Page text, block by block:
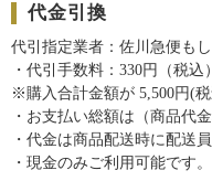
代金引換
代引指定業者：佐川急便も
・代引手数料：330円（税込）
※購入合計金額が 5,500円(
・お支払い総額は（商品代
・代金は商品配送時に配送
・現金のみご利用可能です。